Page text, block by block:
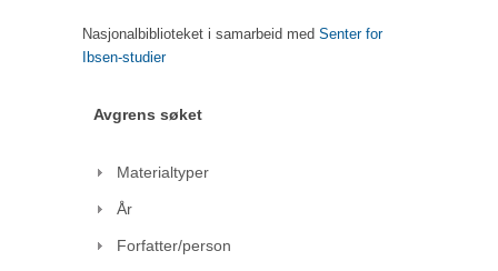
Nasjonalbiblioteket i samarbeid med Senter for
Ibsen-studier
Avgrens søket
Materialtyper
År
Forfatter/person